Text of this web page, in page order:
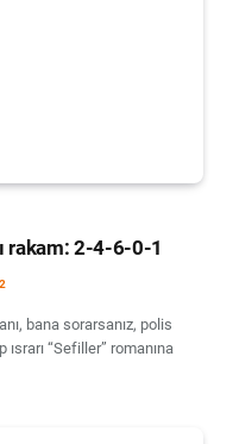
rakam: 2-4-6-0-1
bana sorarsanız, polis
“Sefiller” romanına